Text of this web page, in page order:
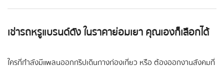
เช่ารถหรูแบรนด์ดัง ในราคาย่อมเยา คุณเองก็เลือกได้
ใครที่กำลังมีแพลนออกทริปเดินทางท่องเที่ยว หรือ ต้องออกงานสังคมที่